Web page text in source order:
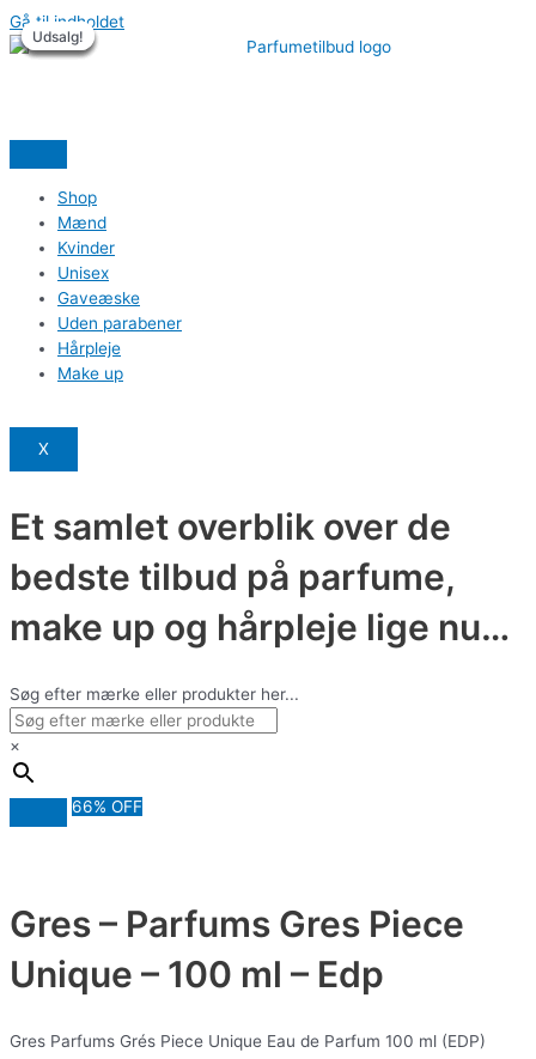
Gå til indholdet
Shop
Mænd
Kvinder
Unisex
Gaveæske
Uden parabener
Hårpleje
Make up
X
Et samlet overblik over de
bedste tilbud på parfume,
make up og hårpleje lige nu…
Søg efter mærke eller produkter her...
×
66% OFF
Gres – Parfums Gres Piece
Unique – 100 ml – Edp
Gres Parfums Grés Piece Unique Eau de Parfum 100 ml (EDP)
Udsalg!
Udsalg!
Udsalg!
Udsalg!
Udsalg!
Udsalg!